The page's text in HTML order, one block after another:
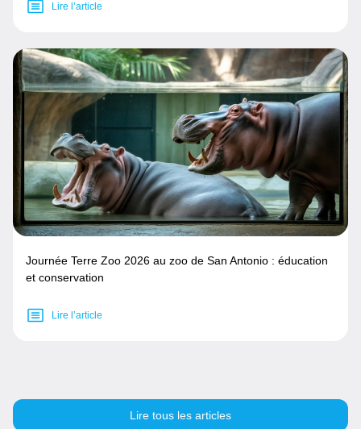
Lire l’article
Journée Terre Zoo 2026 au zoo de San Antonio : éducation
et conservation
Lire l’article
Lire tous les articles